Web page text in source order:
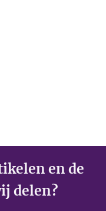
en de
delen?